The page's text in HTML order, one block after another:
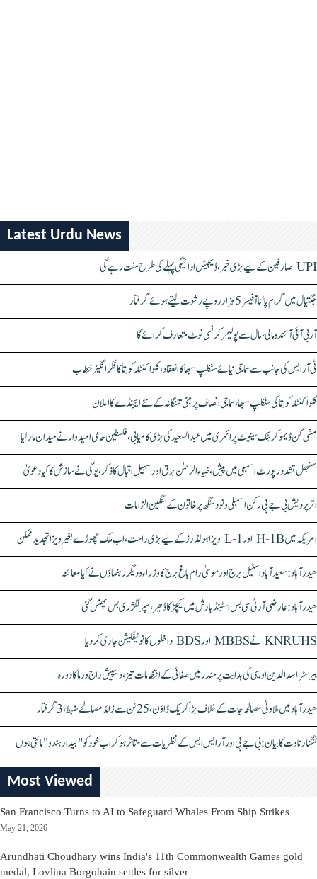
Latest Urdu News
UPI صارفین کے لیے بڑی خبر، ڈیجیٹل ادائیگی پہلے کی طرح مفت رہے گی
جگتیال میں گرام پالنا آفیسر 5 ہزار روپے رشوت لیتے ہوئے گرفتار
آر بی آئی آئندہ مالی سال سے پولیمر کرنسی نوٹ متعارف کرائے گا
ٹی آر ایس کی جانب سے سماجی نیائے سنکلپ سبھا کا انعقاد، کلواکنٹلہ کویتا کا فکر انگیز خطاب
کلواکنٹلہ کویتا کی سنکلپ سبھا، سماجی انصاف پر مبنی تلنگانہ کے نئے ایجنڈے کا اعلان
مشی گن ڈیموکریٹک سینیٹ پرائمری میں عبدالسعید کی بڑی کامیابی، فلسطین حامی امیدوار نے میدان مار لیا
سنبھل تشدد رپورٹ اسمبلی میں پیش، ضیاء الرحمٰن برق اور سہیل اقبال کا ذکر، یوگی نے سازش کا کیا دعویٰ
اتر پردیش بی جے پی رکن اسمبلی ونود سنگھ پر خاتون کے سنگین الزامات
امریکہ میں H-1B اور L-1 ویزا ہولڈرز کے لیے بڑی راحت، اب ملک چھوڑے بغیر ویزا تجدید ممکن
حیدرآباد: سعیدآباد اسٹیل برج اور موسیٰ رام باغ برج کا وزراء و دیگر رہنماؤں نے کیا معائنہ
حیدرآباد: عارضی آر ٹی سی بس اسٹینڈ بارش میں کیچڑ کا ڈھیر، سپر لگژری بس پھنس گئی
KNRUHS نے MBBS اور BDS داخلوں کا نوٹیفکیشن جاری کر دیا
بیرسٹر اسدالدین اویسی کی ہدایت پر مندر میں صفائی کے انتظامات تیز، دیپیش راج ورما کا دورہ
حیدرآباد میں ملاوٹی مصالحہ جات کے خلاف بڑا کریک ڈاؤن، 25 ٹن سے زائد مصالحے ضبط، 3 گرفتار
کنگنا رناوت کا بیان: بی جے پی اور آر ایس ایس کے نظریات سے متاثر ہو کر اب خود کو "بیدار ہندو" مانتی ہوں
Most Viewed
San Francisco Turns to AI to Safeguard Whales From Ship Strikes
May 21, 2026
Arundhati Choudhary wins India's 11th Commonwealth Games gold
medal, Lovlina Borgohain settles for silver